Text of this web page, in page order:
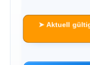
➤ Aktuell